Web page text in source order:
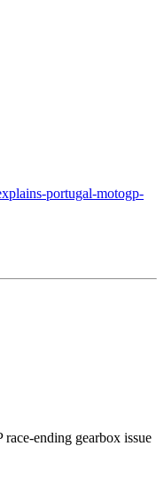
portugal-motogp-
ending gearbox issue